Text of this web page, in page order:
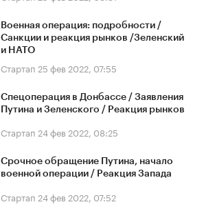
Военная операция: подробности /
Санкции и реакция рынков /Зеленский
и НАТО
Стартап 25 фев 2022, 07:55
Спецоперация в Донбассе / Заявления
Путина и Зеленского / Реакция рынков
Стартап 24 фев 2022, 08:25
Срочное обращение Путина, начало
военной операции / Реакция Запада
Стартап 24 фев 2022, 07:52